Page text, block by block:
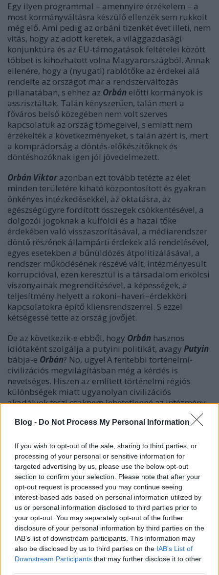
Blog - Do Not Process My Personal Information
If you wish to opt-out of the sale, sharing to third parties, or
processing of your personal or sensitive information for
targeted advertising by us, please use the below opt-out
section to confirm your selection. Please note that after your
opt-out request is processed you may continue seeing
interest-based ads based on personal information utilized by
us or personal information disclosed to third parties prior to
your opt-out. You may separately opt-out of the further
disclosure of your personal information by third parties on the
IAB’s list of downstream participants. This information may
also be disclosed by us to third parties on the IAB’s List of
Downstream Participants that may further disclose it to other
Egy ilyen programmal – amennyire érzékelem – a
most kormányváltásra készülő ellenzék sem rukkolt
még elő. Ami pedig az orbáni tizenkét évet illeti, nem
vitás, hogy az adott keretek, a világgazdasági
konjunktúra és az EU-támogatások feltételei között
többet is kihozhatott volna Magyarországból. Annak
ellenére, hogy a (nyugati) rablótőke az érdekei alá
rendelte az országot már a rendszerváltozás
pillanatában, s ehhez az Orbán előtti kormányok is
asszisztáltak. Talán kényszerűen, talán mert a
főváros belső közegében nem volt szerves
kapcsolatuk az ország tömegeivel, s emiatt nem
érzékelték a következményeket, s talán azért is, mert
a komprádorság a döntés-előkészítőknek és
döntéshozóknak igen jól jövedelmezett.
Orbán Viktorazonban ezt tovább tetézte az élet
minden területére kiható központosított és gyakran
önkényes intézkedésekkel, az oktatásra, az
egészségügyre fordított összegek csökkentésével, a
dolgozói jogoknak a külföldi és a hazai tőke
érdekében való visszaszorításával, a médiarendszer
döntő részének állampárti érdekek alá rendelésével,
egyes esetekben a bűnüldözés átpolitizálásával, a
rendszer működésének részévé vált, intézményesült
korrupcióval, ezen keresztül is a társadalom erkölcsi
viszonyainak megrendítésével, a képességek, a
teljesítmény helyett a rokoni–haveri–érdekköri
kapcsolatokra építő kliensrendszerrel. S ezzel
kétségessé tette az ország jövőjét.
De az következik-e ebből, hogy Orbán hasznos
idiótaként szolgálja a putyini politikát, avagy Putyin
bábja-e Orbán? No, ugye! A fentebbi történelmi-
civilizációs megvilágításban még a kérdés is
nevetséges. Hiszen az említett történelmi régiós
különbségek miatt ugyanolyan civilizációs
akadályok teszi csaknem lehetetlenné az intézmény-
és társadalmi beidegzettség-váltást keleti irányban,
amilyen nehézkes a kapcsolódásunk a Nyugathoz.
Ám ettől még a nyugati, illetve a keleti viszonyból is
származhat előnyünk. Az Oroszországhoz fűző
gazdasági tevékenység sok tekintetben kedvező
számunkra, s a jövőben még több hasznot hozhatna,
ha tudnánk és akarnánk alkalmazkodni az ottani
sajátosságokhoz. Már csak azért is, mert a velük való
együttműködés például az energetikai területen
mással nem helyettesíthető, bárki is jut kormányra.
Talán, ha a kormányfő kisebb csinnadrattával
kísérné törekvéseit. Így ugyanis tálcán kínálja, hogy
használja őt az orosz propaganda. Az egyik
konzervatív orosz elemző, Szergej Mihejev